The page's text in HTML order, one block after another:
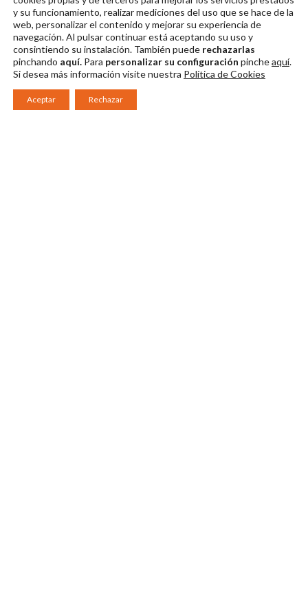
Descargar en alta
Descargar en alta
Descargar en alta
y su funcionamiento, realizar mediciones del uso que se hace de la
web, personalizar el contenido y mejorar su experiencia de
navegación. Al pulsar continuarestá aceptando su uso y
consintiendo su instalación. También puede rechazarlas
pinchando aquí. Para personalizar su configuración pincheaquí.
Si desea más información visite nuestra Política de Cookies
Aceptar Rechazar